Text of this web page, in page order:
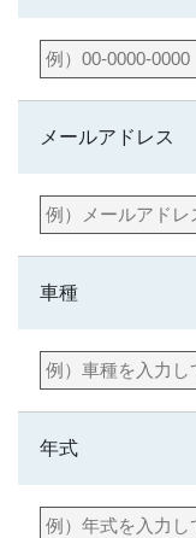
メールアドレス
車種
年式